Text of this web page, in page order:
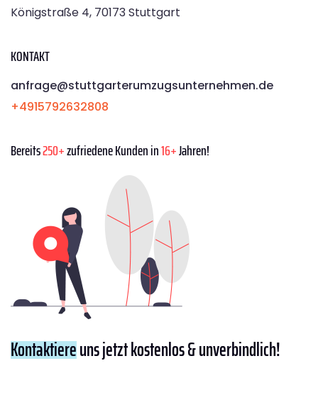
Königstraße 4, 70173 Stuttgart
KONTAKT
anfrage@stuttgarterumzugsunternehmen.de
+4915792632808
Bereits250+zufriedene Kunden in16+Jahren!
Kontaktiereuns jetzt kostenlos & unverbindlich!